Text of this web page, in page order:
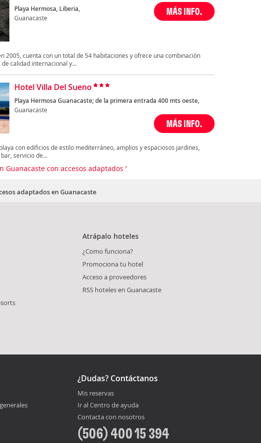
Playa Hermosa, Liberia,
Guanacaste
MÁS INFO.
2005, cuenta con un total de 54 habitaciones y ofrece una combinación
calidad internacional y...
Hotel Villa Del Sueno
Playa Hermosa Guanacaste; de la primera entrada 400 mts oeste,
Guanacaste
MÁS INFO.
con edificios de estilo mediterráneo, amplios y espaciosos jardines,
servicio de...
Guanacaste con accesos adaptados
adaptados en Guanacaste
Atrápalo hoteles
¿Como funciona?
Promociona tu hotel
Acceso a proveedores
RSS hoteles en Guanacaste
¿Dudas? Contáctanos
Mis reservas
Ir al Centro de ayuda
Contacta con nosotros
(506) 400 15 394